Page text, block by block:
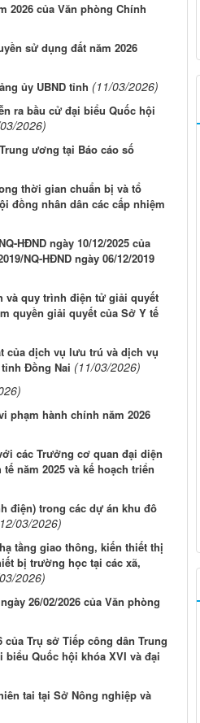
2026 của Văn phòng Chính
sử dụng đất năm 2026
ủy UBND tỉnh (11/03/2026)
ra bầu cử đại biểu Quốc hội
2026)
ương tại Báo cáo số
thời gian chuẩn bị và tổ
đồng nhân dân các cấp nhiệm
HĐND ngày 10/12/2025 của
NQ-HĐND ngày 06/12/2019
và quy trình điện tử giải quyết
quyền giải quyết của Sở Y tế
của dịch vụ lưu trú và dịch vụ
Đồng Nai (11/03/2026)
phạm hành chính năm 2026
các Trưởng cơ quan đại diện
năm 2025 và kế hoạch triển
điện) trong các dự án khu đô
03/2026)
tầng giao thông, kiến thiết thị
bị trường học tại các xã,
2026)
26/02/2026 của Văn phòng
của Trụ sở Tiếp công dân Trung
Quốc hội khóa XVI và đại
tai tại Sở Nông nghiệp và